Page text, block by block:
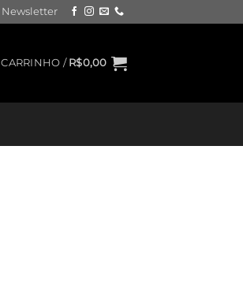
Newsletter
CARRINHO / R$0,00